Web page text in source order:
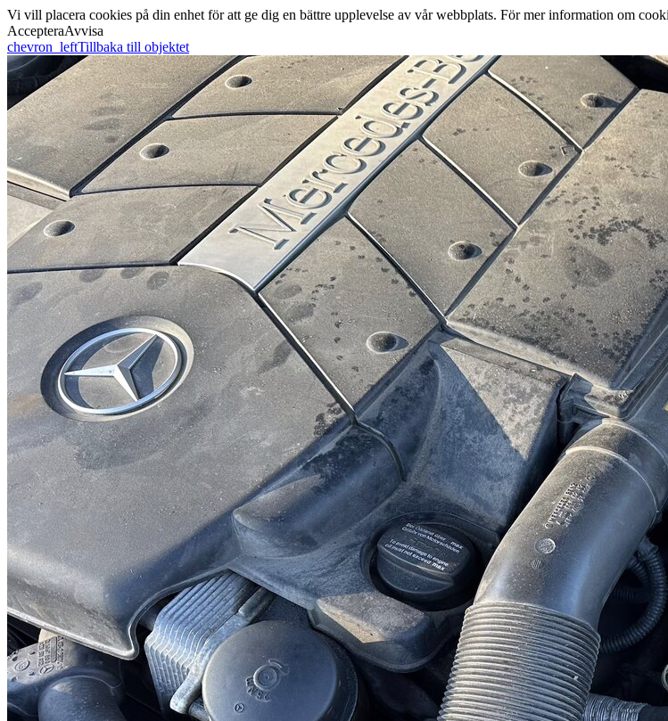
Vi vill placera cookies på din enhet för att ge dig en bättre upplevelse av vår webbplats. För mer information om
AccepteraAvvisa
chevron_leftTillbaka till objektet